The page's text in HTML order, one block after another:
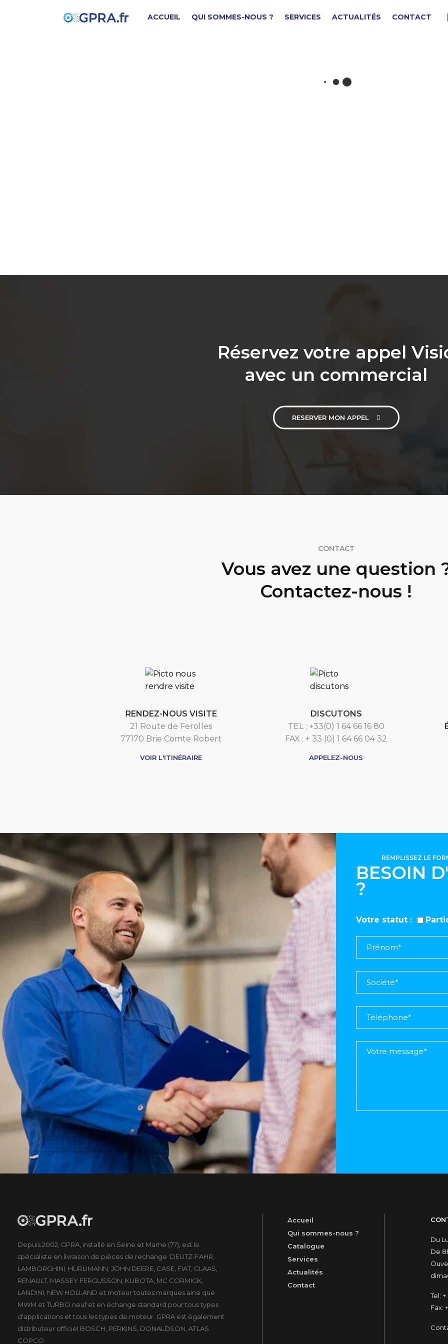
ACCUEIL QUI SOMMES-NOUS ? SERVICES ACTUALITÉS CONTACT
Réservez votre appel
avec un commercial
RESERVER MON APPEL
CONTACT
Vous avez une question
Contactez-nous !
RENDEZ-NOUS VISITE
21 Route de Ferolles
77170 Brie Comte Robert
VOIR L'ITINÉRAIRE
DISCUTONS
TEL : +33(0) 1 64 66 16 80
FAX : + 33 (0) 1 64 66 04 32
APPELEZ-NOUS
BESOIN
?
REMPLISSEZ LE
Votre statut
Depuis 2002, GPRA, installé en Seine et Marne (77), est le
spécialiste en livraison de pièces de rechange DEUTZ-FAHR,
LAMBORGHINI, HÜRLIMANN, JOHN DEERE, CASE, FIAT, CLAAS,
RENAULT, MASSEY FERGUSSON, KUBOTA, MC CORMICK,
LANDINI, NEW HOLLAND et moteur toutes marques ainsi que
MWM et TURBO neuf et en échange standard pour tous types
d'applications et tous les types de moteur. GPRA est également
distributeur officiel BOSCH, PERKINS, DONALDSON, ATLAS
COPCO
Accueil
Qui sommes-nous ?
Catalogue
Services
Actualités
Contact
Du
De
Tel: +
Fax: